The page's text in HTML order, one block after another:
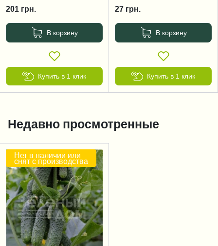
201 грн.
В корзину
Купить в 1 клик
27 грн.
В корзину
Купить в 1 клик
Недавно просмотренные
Нет в наличии или
снят с производства